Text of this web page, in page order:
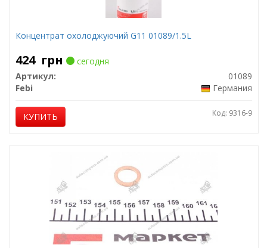
Концентрат охолоджуючий G11 01089/1.5L
424 грн
сегодня
Артикул:
01089
Febi
Германия
КУПИТЬ Код: 9316-9